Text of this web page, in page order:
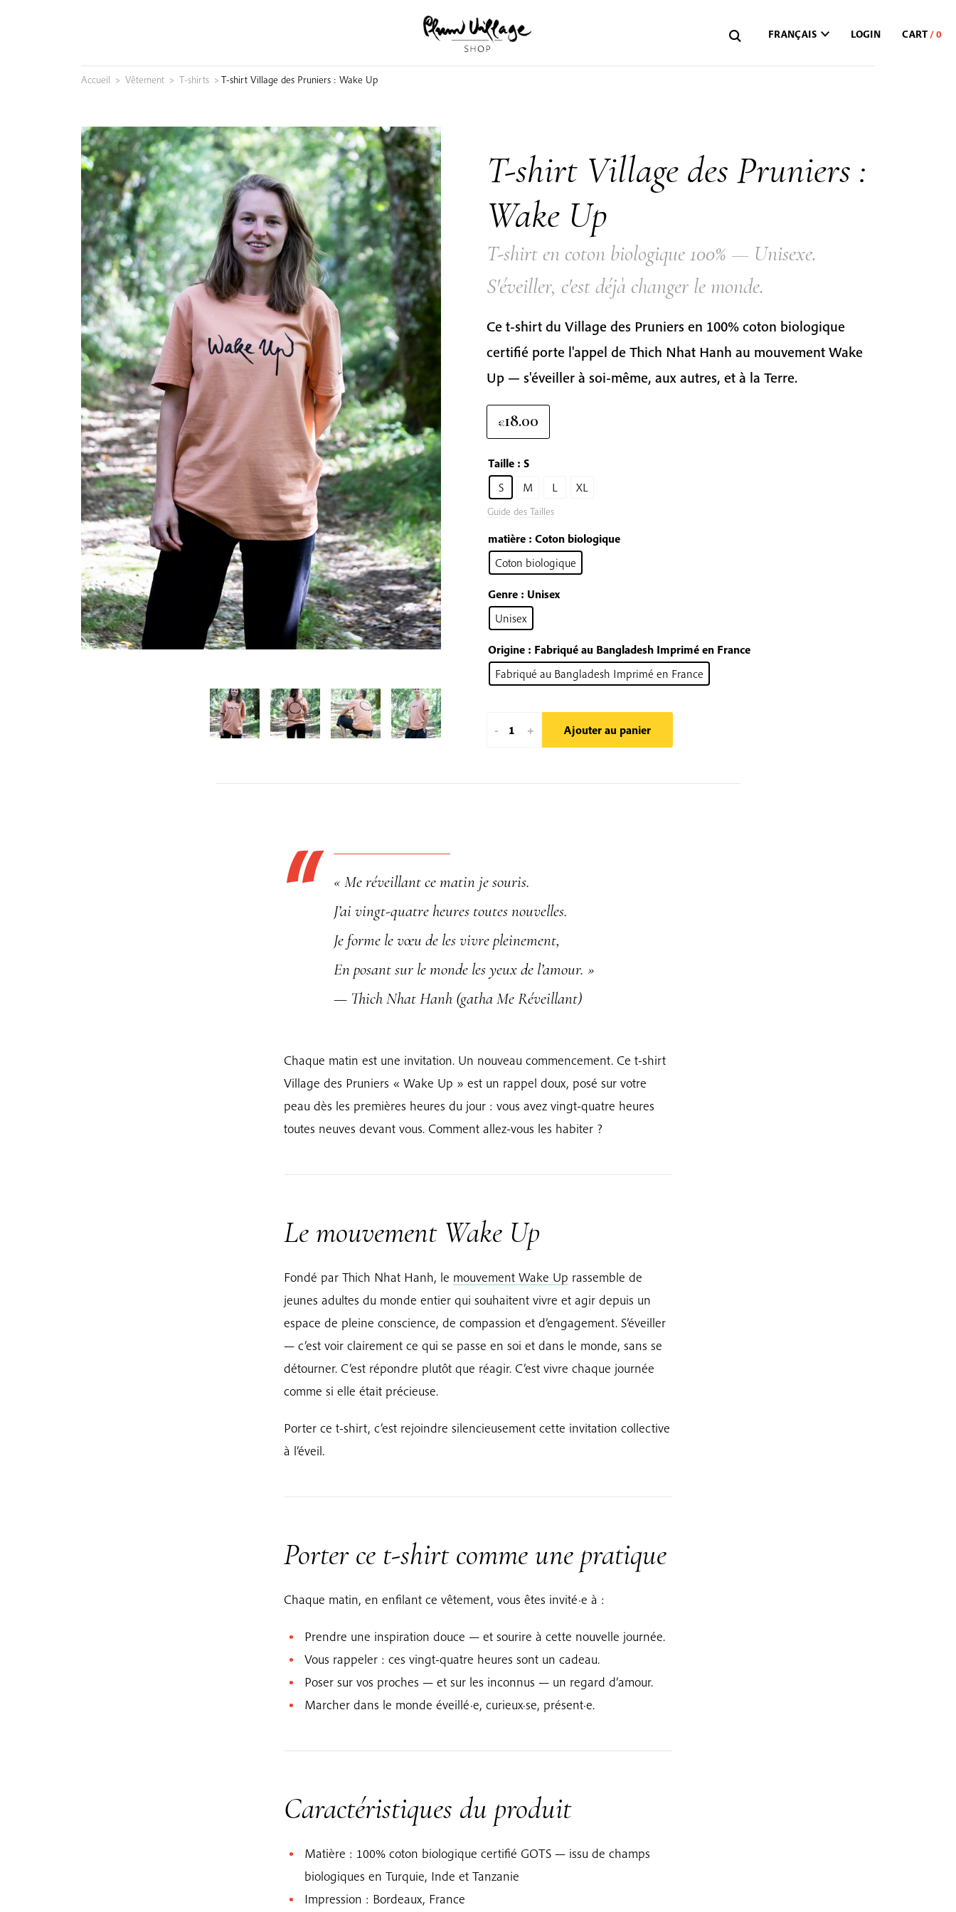
FRANÇAIS LOGIN
Accueil > Vêtement > T-shirts > T-shirt Village des Pruniers : Wake Up
T-shirt Village des Pruniers :
Wake Up
T-shirt en coton biologique 100% — Unisexe.
S'éveiller, c'est déjà changer le monde.
Ce t-shirt du Village des Pruniers en 100% coton biologique
certifié porte l'appel de Thich Nhat Hanh au mouvement Wake
Up — s'éveiller à soi-même, aux autres, et à la Terre.
€18.00
Taille : S
S
M L XL
Guide des Tailles
matière : Coton biologique
Coton biologique
Genre : Unisex
Unisex
Origine : Fabriqué au Bangladesh Imprimé en France
Fabriqué au Bangladesh Imprimé en France
-
quantité
Wake
+ Ajouter au panier
« Me réveillant ce matin je souris.
J’ai vingt-quatre heures toutes nouvelles.
Je forme le vœu de les vivre pleinement,
En posant sur le monde les yeux de l’amour. »
— Thich Nhat Hanh (gatha Me Réveillant)
Chaque matin est une invitation. Un nouveau commencement. Ce t-shirt
Village des Pruniers « Wake Up » est un rappel doux, posé sur votre
peau dès les premières heures du jour : vous avez vingt-quatre heures
toutes neuves devant vous. Comment allez-vous les habiter ?
Le mouvement Wake Up
Fondé par Thich Nhat Hanh, le mouvement Wake Up rassemble de
jeunes adultes du monde entier qui souhaitent vivre et agir depuis un
espace de pleine conscience, de compassion et d’engagement. S’éveiller
— c’est voir clairement ce qui se passe en soi et dans le monde, sans se
détourner. C’est répondre plutôt que réagir. C’est vivre chaque journée
comme si elle était précieuse.
Porter ce t-shirt, c’est rejoindre silencieusement cette invitation collective
à l’éveil.
Porter ce t-shirt comme une pratique
Chaque matin, en enfilant ce vêtement, vous êtes invité·e à :
Prendre une inspiration douce — et sourire à cette nouvelle journée.
Vous rappeler : ces vingt-quatre heures sont un cadeau.
Poser sur vos proches — et sur les inconnus — un regard d’amour.
Marcher dans le monde éveillé·e, curieux·se, présent·e.
Caractéristiques du produit
Matière : 100% coton biologique certifié GOTS — issu de champs
biologiques en Turquie, Inde et Tanzanie
Impression : Bordeaux, France